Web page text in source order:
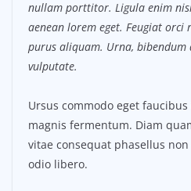
nullam porttitor. Ligula enim
aenean lorem eget. Feugiat orci
purus aliquam. Urna,
vulputate.
Ursus commodo eget
magnis fermentum. Diam
vitae consequat phasellus
odio libero.